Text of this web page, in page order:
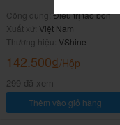
Công dụng: Điều trị táo bón
Xuất xứ: Việt Nam
Thương hiệu: VShine
142.500₫/Hộp
299 đã xem
Thêm vào giỏ hàng